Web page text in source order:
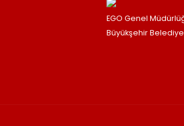
EGO Genel
Büyükşehir